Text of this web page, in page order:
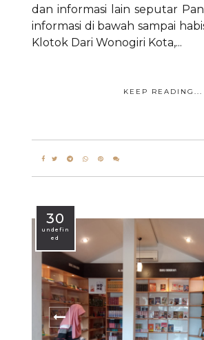
dan informasi lain seputar
informasi di bawah sampai
Klotok Dari Wonogiri Kota,...
KEEP READING...
30
undefin
ed